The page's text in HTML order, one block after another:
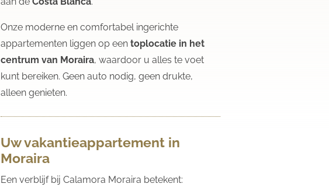
Onze moderne en comfortabel ingerichte
appartementen liggen op eentoplocatie in het
centrum van Moraira, waardoor u alles te voet
kunt bereiken. Geen auto nodig, geen drukte,
alleen genieten.
Uw vakantieappartement in
Moraira
Een verblijf bij Calamora Moraira betekent: